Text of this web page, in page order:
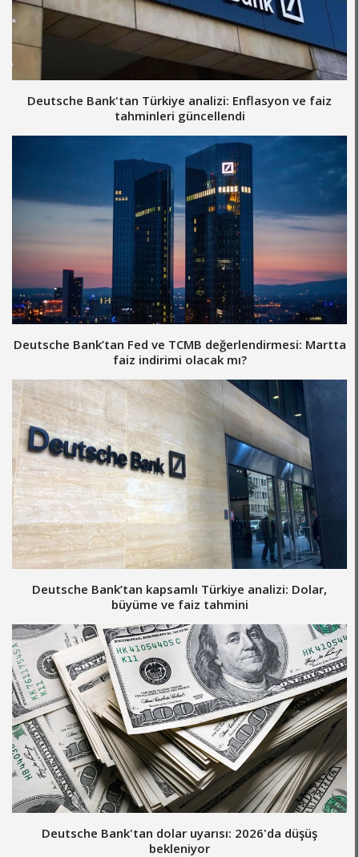
Deutsche Bank'tan Türkiye analizi: Enflasyon ve faiz
tahminleri güncellendi
Deutsche Bank’tan Fed ve TCMB değerlendirmesi: Martta
faiz indirimi olacak mı?
Deutsche Bank’tan kapsamlı Türkiye analizi: Dolar,
büyüme ve faiz tahmini
Deutsche Bank'tan dolar uyarısı: 2026'da düşüş
bekleniyor